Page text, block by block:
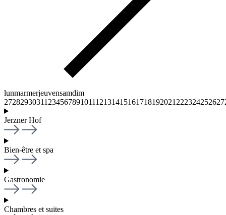
lunmarmerjeuvensamdim
27282930311 23456789101112131415161718192021 222324252627
Jerzner Hof
Bien-être et spa
Gastronomie
Chambres et suites